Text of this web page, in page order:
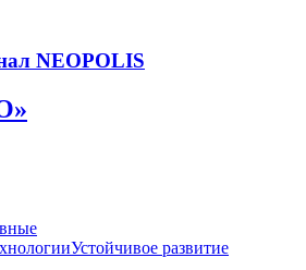
NEOPOLIS
Устойчивое развитие